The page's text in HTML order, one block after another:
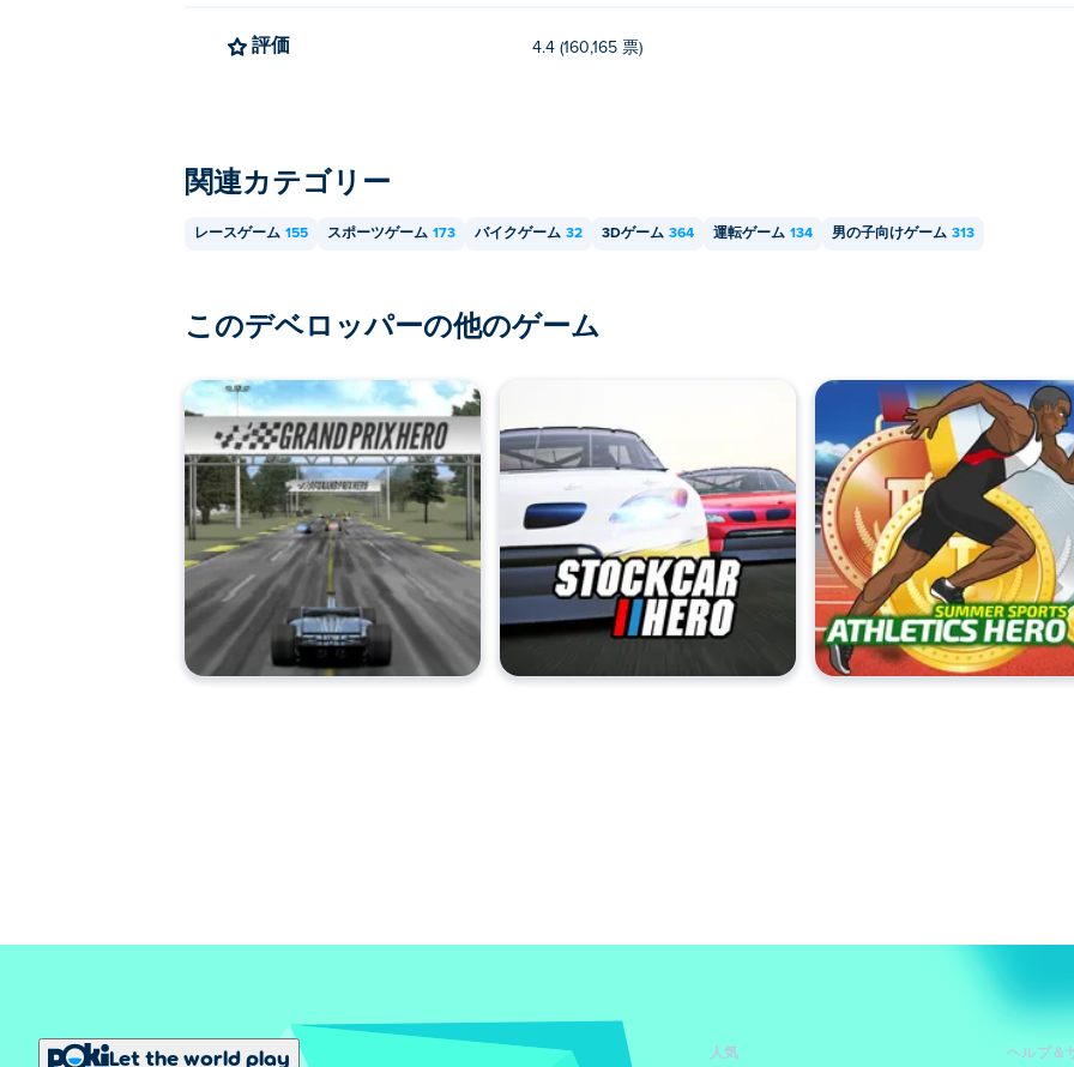
評価 4.4 (160,165 票)
関連カテゴリー
レースゲーム 155 スポーツゲーム 173 バイクゲーム 32 3Dゲーム 364 運転ゲーム 134 男の子向けゲーム 313
このデベロッパーの他のゲーム
Let the world play 人気 ヘルプ＆